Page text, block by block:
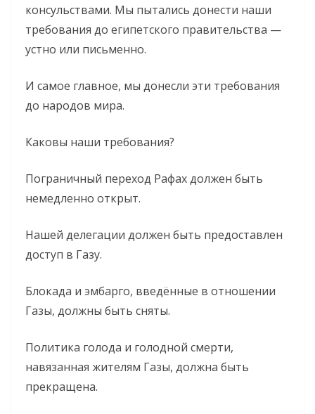
консульствами. Мы пытались донести наши
требования до египетского правительства —
устно или письменно.
И самое главное, мы донесли эти требования
до народов мира.
Каковы наши требования?
Пограничный переход Рафах должен быть
немедленно открыт.
Нашей делегации должен быть предоставлен
доступ в Газу.
Блокада и эмбарго, введённые в отношении
Газы, должны быть сняты.
Политика голода и голодной смерти,
навязанная жителям Газы, должна быть
прекращена.